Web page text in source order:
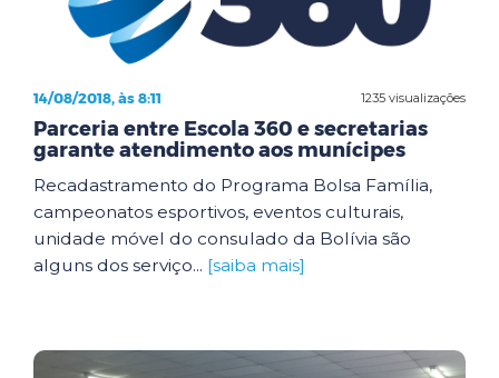
1235 visualizações
14/08/2018, às 8:11
Parceria entre Escola 360 e secretarias
garante atendimento aos munícipes
Recadastramento do Programa Bolsa Família,
campeonatos esportivos, eventos culturais,
unidade móvel do consulado da Bolívia são
alguns dos serviço... [saiba mais]